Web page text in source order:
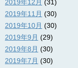
2019年12月 (31)
2019年11月 (30)
2019年10月 (30)
2019年9月 (29)
2019年8月 (30)
2019年7月 (30)